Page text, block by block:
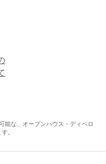
能な、オープンハウス・ディベロ
。